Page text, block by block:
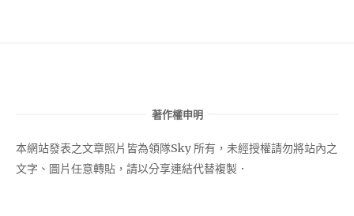
著作權申明
本網站發表之文章照片皆為領隊Sky 所有，未經授權請勿將站內之
文字、圖片任意轉貼，請以分享連結代替複製．